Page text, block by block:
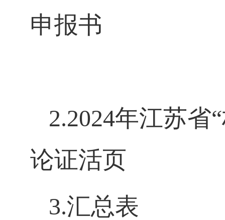
申报书
2.2024年江苏省
论证活页
3.汇总表